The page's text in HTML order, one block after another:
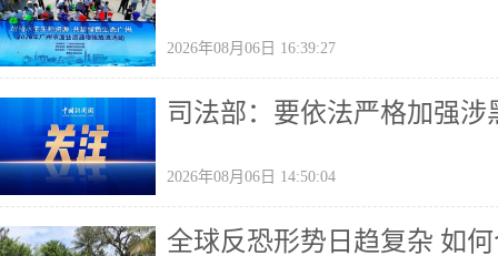
2026年08月06日 16:39:27
司法部：要依法严格加强
2026年08月06日 14:50:04
全球反恐形势日趋复杂 如